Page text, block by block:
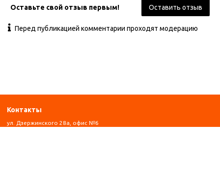
Оставьте свой отзыв первым! Оставить отзыв
Перед публикацией комментарии проходят модерацию
Контакты
ул. Дзержинского 28а, офис №6